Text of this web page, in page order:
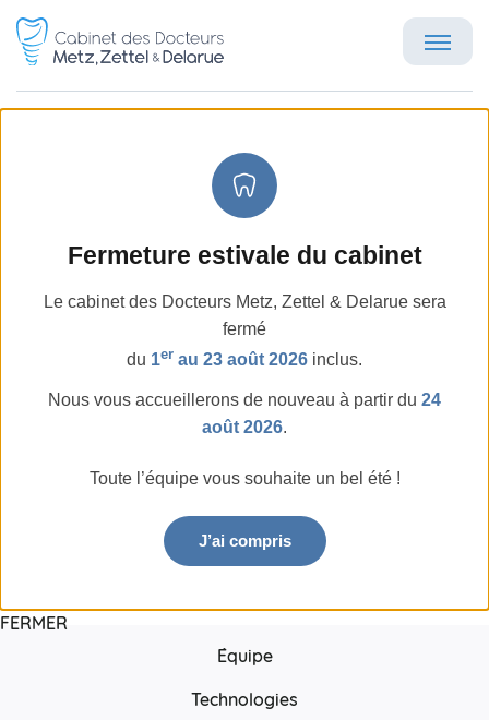
au maxillaire : l’option
adaptée au bruxisme
Retour
Équipe
Technologies
Fermeture estivale du cabinet
Le cabinet des Docteurs Metz, Zettel & Delarue sera
fermé
du 1er au 23 août 2026 inclus.
Nous vous accueillerons de nouveau à partir du 24
août 2026.
Toute l’équipe vous souhaite un bel été !
J’ai compris
FERMER